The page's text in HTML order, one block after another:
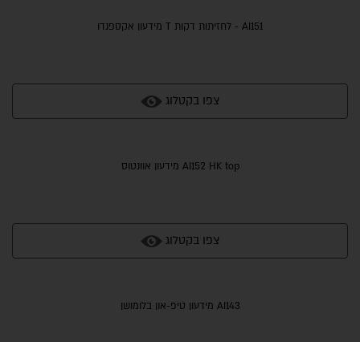
AI151 - לחזיתות דקות T מידעון אקספנדו
צפו בקטלוג
AI152 HK top מידעון אוונטוס
צפו בקטלוג
AI143 מידעון טיפ-און בלומושן